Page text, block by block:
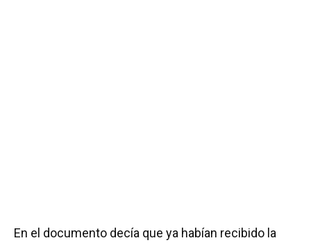
En el documento decía que ya habían recibido la